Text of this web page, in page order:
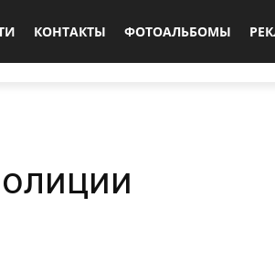
КОНТАКТЫ ФОТОАЛЬБОМЫ